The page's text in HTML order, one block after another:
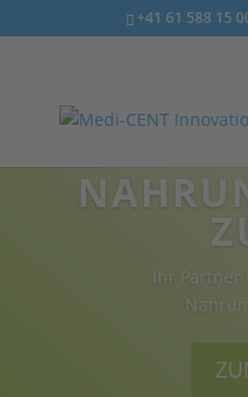
+41 61 588 15
Ihr